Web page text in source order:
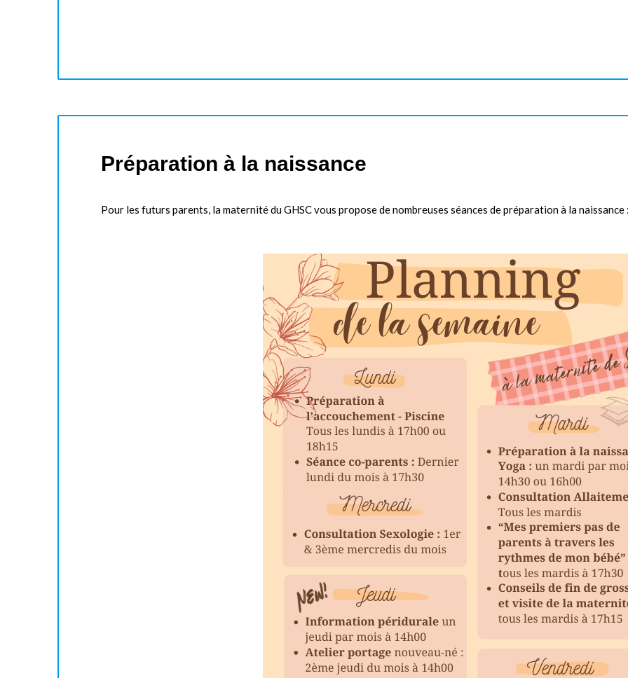
Préparation à la naissance
Pour les futurs parents, la maternité du GHSC vous propose de nombreuses séances de préparation à la naissance